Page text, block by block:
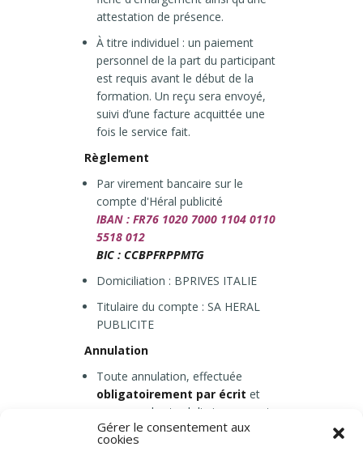
Gérer le consentement aux
cookies
attestation de présence.
À titre individuel : un paiement
personnel de la part du participant
est requis avant le début de la
formation. Un reçu sera envoyé,
suivi d’une facture acquittée une
fois le service fait.
Règlement
Par virement bancaire sur le
compte d'Héral publicité
IBAN : FR76 1020 7000 1104 0110
5518 012
BIC : CCBPFRPPMTG
Domiciliation : BPRIVES ITALIE
Titulaire du compte : SA HERAL
PUBLICITE
Annulation
Toute annulation, effectuée
obligatoirement par écrit et
reçue au plus tard dix jours avant
le début de la
formation